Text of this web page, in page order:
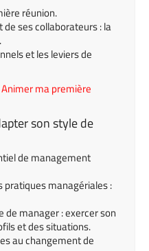
réunion.
ses collaborateurs : la
et les leviers de
Animer ma première
son style de
de management
pratiques managériales :
de manager : exercer son
et des situations.
au changement de